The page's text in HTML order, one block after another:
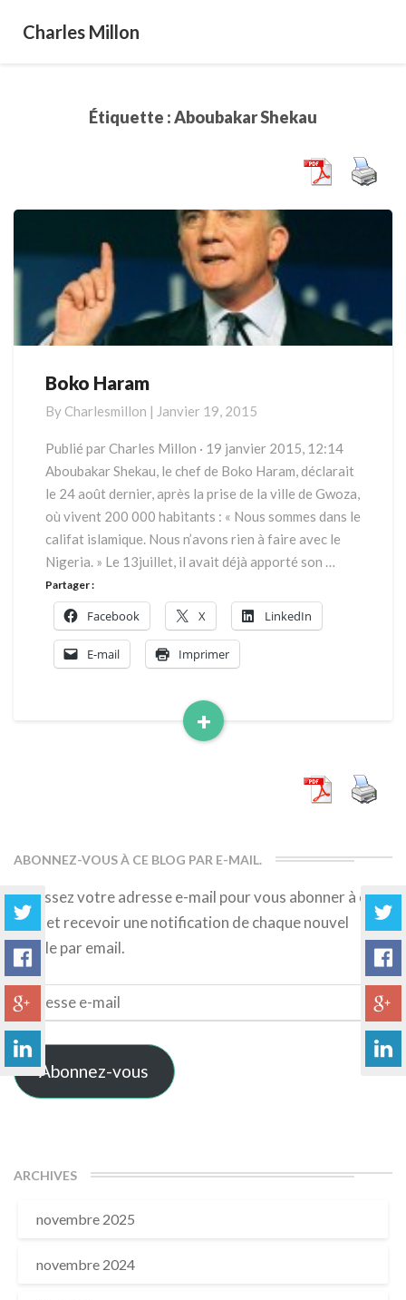
Charles Millon
Étiquette :Aboubakar Shekau
Boko
Boko Haram
By Charlesmillon | Janvier 19, 2015
Publié par Charles Millon · 19 janvier 2015, 12:14
Aboubakar Shekau, le chef de Boko Haram, déclarait
le 24 août dernier, après la prise de la ville de Gwoza,
où vivent 200 000 habitants : « Nous sommes dans le
califat islamique. Nous n’avons rien à faire avec le
Nigeria. » Le 13juillet, il avait déjà apporté son …
+
Read
Partager :
Facebook X LinkedIn
E-mail Imprimer
ABONNEZ-VOUS À CE BLOG PAR E-MAIL.
Saisissez votre adresse e-mail pour vous abonner à ce
blog et recevoir une notification de chaque nouvel
article par email.
Adresse
e-
mail
Abonnez-vous
ARCHIVES
novembre 2025
novembre 2024